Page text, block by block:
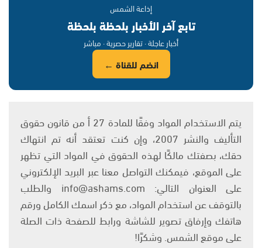
إذاعة الشمس
تابع آخر الأخبار بلحظة بلحظة
أخبار عاجلة · تقارير حصرية · مباشر
انضم للقناة ←
يتم الاستخدام المواد وفقًا للمادة 27 أ من قانون حقوق
التأليف والنشر 2007، وإن كنت تعتقد أنه تم انتهاك
حقك، بصفتك مالكًا لهذه الحقوق في المواد التي تظهر
على الموقع، فيمكنك التواصل معنا عبر البريد الإلكتروني
على العنوان التالي: info@ashams.com والطلب
بالتوقف عن استخدام المواد، مع ذكر اسمك الكامل ورقم
هاتفك وإرفاق تصوير للشاشة ورابط للصفحة ذات الصلة
على موقع الشمس. وشكرًا!